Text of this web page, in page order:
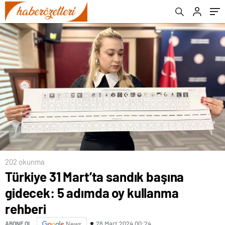
202 okunma
Türkiye 31 Mart’ta sandık başına
gidecek: 5 adımda oy kullanma
rehberi
ABONE OL 28 Mart 2024 00:24
başkan adayları